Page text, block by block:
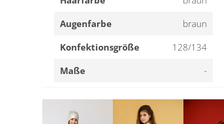
Augenfarbe
braun
Konfektionsgröße
128/134
Maße
-